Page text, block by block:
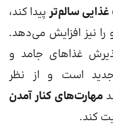
سالم‌تر پیدا کند،
را نیز افزایش می‌دهد.
غذاهای جامد و
جدید است و از نظر
مهارت‌های کنار آمدن
کند.